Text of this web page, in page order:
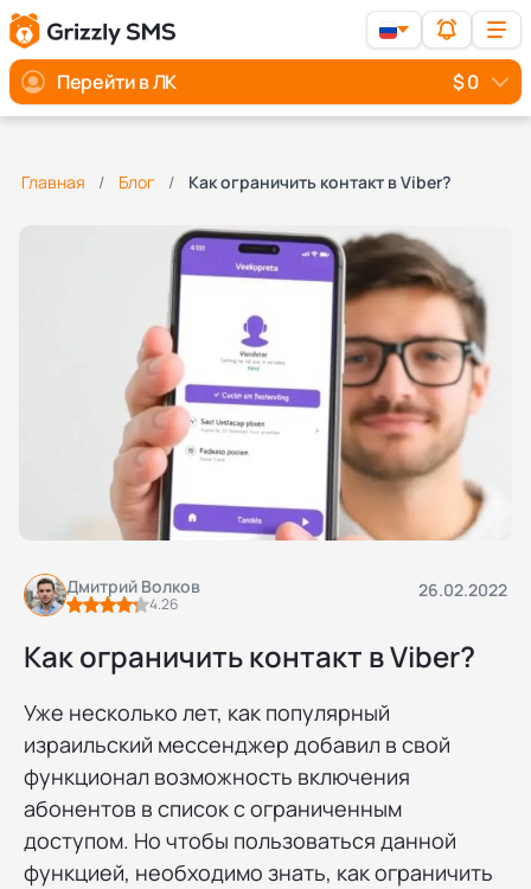
Перейти в ЛК $ 0
Главная Блог Как ограничить контакт в Viber?
Дмитрий Волков
4.26
26.02.2022
Как ограничить контакт в Viber?
Уже несколько лет, как популярный
израильский мессенджер добавил в свой
функционал возможность включения
абонентов в список с ограниченным
доступом. Но чтобы пользоваться данной
функцией, необходимо знать, как ограничить